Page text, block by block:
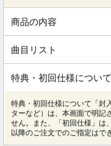
商品の内容
曲目リスト
特典・初回仕様について
特典・初回仕様について「封
ターなど）は、本画面で明記
せん。また、「初回仕様」は
以降のご注文でのご指定はで